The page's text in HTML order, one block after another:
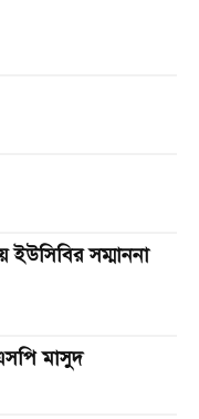
ইউসিবির সম্মাননা
মাসুদ